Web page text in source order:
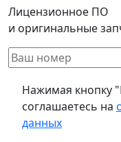
Лицензионное ПО
и оригинальные
Нажимая кнопку
соглашаетесь на
данных